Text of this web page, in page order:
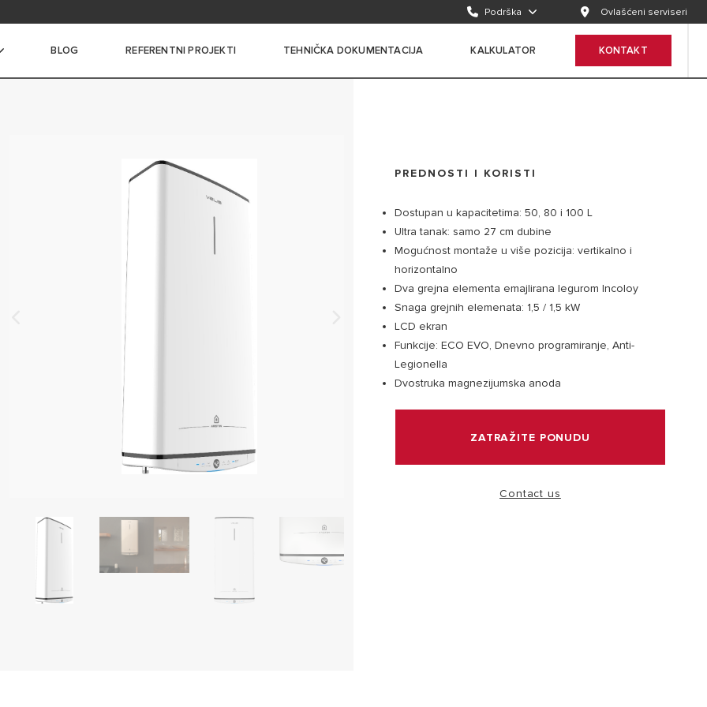
Podrška Ovlašćeni serviseri
POSETITE
BOJLERI MALOG KAPACITETA
BOJLERI
Zašto izabrati Ariston bojler?
BLOG REFERENTNI PROJEKTI TEHNIČKA DOKUMENTACIJA KALKULATOR KONTAKT
PREDNOSTI I KORISTI
Dostupan u kapacitetima: 50, 80 i 100 L
Ultra tanak: samo 27 cm dubine
Mogućnost montaže u više pozicija: vertikalno i
horizontalno
Dva grejna elementa emajlirana legurom Incoloy
Snaga grejnih elemenata: 1,5 / 1,5 kW
LCD ekran
Funkcije: ECO EVO, Dnevno programiranje, Anti-
Legionella
Dvostruka magnezijumska anoda
ZATRAŽITE PONUDU
Contact us